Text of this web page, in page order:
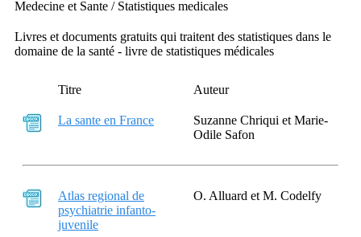
Medecine et Sante / Statistiques medicales
Livres et documents gratuits qui traitent des statistiques dans le
domaine de la santé - livre de statistiques médicales
Titre Auteur
La sante en France
Suzanne Chriqui et Marie-
Odile Safon
Atlas regional de
psychiatrie infanto-
juvenile
O. Alluard et M. Codelfy